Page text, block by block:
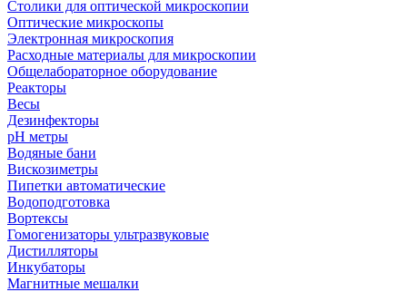
Столики для оптической микроскопии
Оптические микроскопы
Электронная микроскопия
Расходные материалы для микроскопии
Общелабораторное оборудование
Реакторы
Весы
Дезинфекторы
рН метры
Водяные бани
Вискозиметры
Пипетки автоматические
Водоподготовка
Вортексы
Гомогенизаторы ультразвуковые
Дистилляторы
Инкубаторы
Магнитные мешалки